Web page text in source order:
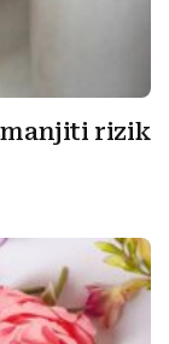
rizik